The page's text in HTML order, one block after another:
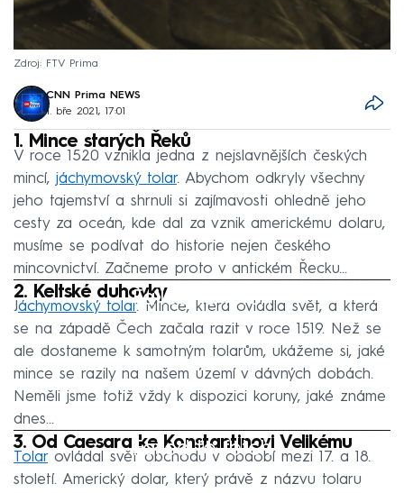
Zdroj: FTV Prima
CNN Prima NEWS
1. bře 2021, 17:01
1. Mince starých Řeků
V roce 1520 vznikla jedna z nejslavnějších českých
mincí, jáchymovský tolar. Abychom odkryly všechny
jeho tajemství a shrnuli si zajímavosti ohledně jeho
cesty za oceán, kde dal za vznik americkému dolaru,
musíme se podívat do historie nejen českého
mincovnictví. Začneme proto v antickém Řecku...
Failed to fetch
2. Keltské duhovky
Jáchymovský tolar. Mince, která ovládla svět, a která
se na západě Čech začala razit v roce 1519. Než se
ale dostaneme k samotným tolarům, ukážeme si, jaké
mince se razily na našem území v dávných dobách.
Neměli jsme totiž vždy k dispozici koruny, jaké známe
dnes…
Failed to fetch
3. Od Caesara ke Konstantinovi Velikému
Tolarovládal svět obchodu v období mezi 17. a 18.
století. Americký dolar, který právě z názvu tolaru